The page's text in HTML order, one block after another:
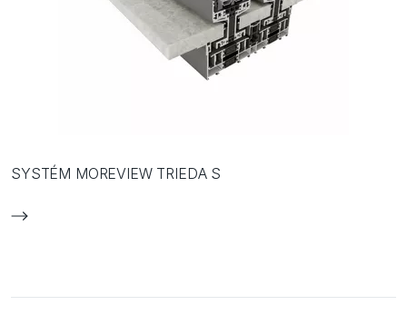
SYSTÉM MOREVIEW TRIEDA S